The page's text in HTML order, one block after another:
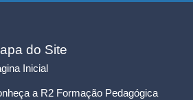
do Site
Inicial
a R2 Formação Pedagógica